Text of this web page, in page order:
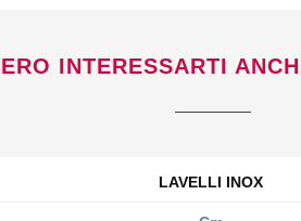
INTERESSARTI
LAVELLI INOX